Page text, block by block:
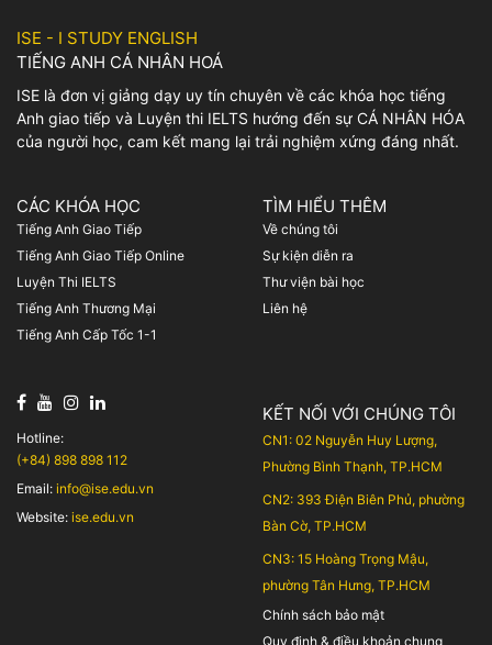
ISE - I STUDY ENGLISH
TIẾNG ANH CÁ NHÂN HOÁ
ISE là đơn vị giảng dạy uy tín chuyên về các khóa học tiếng
Anh giao tiếp và Luyện thi IELTS hướng đến sự CÁ NHÂN HÓA
của người học, cam kết mang lại trải nghiệm xứng đáng nhất.
CÁC KHÓA HỌC
Tiếng Anh Giao Tiếp
Tiếng Anh Giao Tiếp Online
Luyện Thi IELTS
Tiếng Anh Thương Mại
Tiếng Anh Cấp Tốc 1-1
TÌM HIỂU THÊM
Về chúng tôi
Sự kiện diễn ra
Thư viện bài học
Liên hệ
KẾT NỐI VỚI CHÚNG TÔI
CN1: 02 Nguyễn Huy Lượng,
Phường Bình Thạnh, TP.HCM
CN2: 393 Điện Biên Phủ, phường
Bàn Cờ, TP.HCM
CN3: 15 Hoàng Trọng Mậu,
phường Tân Hưng, TP.HCM
Chính sách bảo mật
Quy định & điều khoản chung
Hotline:
(+84) 898 898 112
Email: info@ise.edu.vn
Website: ise.edu.vn